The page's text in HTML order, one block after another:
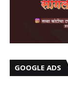
GOOGLE ADS